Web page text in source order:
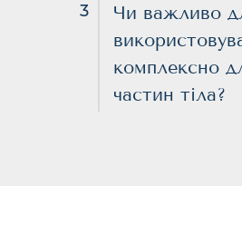
3
Чи важливо
комплексно
частин тіла?